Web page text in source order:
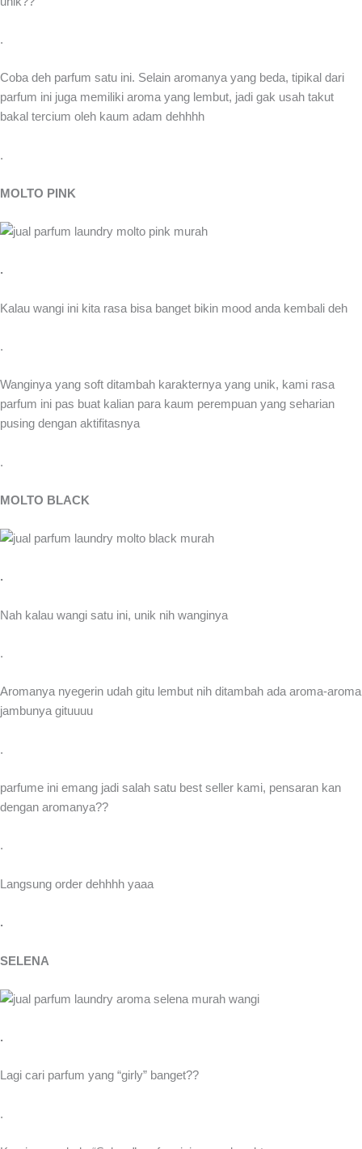
.
Coba deh parfum satu ini. Selain aromanya yang beda, tipikal dari
parfum ini juga memiliki aroma yang lembut, jadi gak usah takut
bakal tercium oleh kaum adam dehhhh
.
MOLTO PINK
.
Kalau wangi ini kita rasa bisa banget bikin mood anda kembali deh
.
Wanginya yang soft ditambah karakternya yang unik, kami rasa
parfum ini pas buat kalian para kaum perempuan yang seharian
pusing dengan aktifitasnya
.
MOLTO BLACK
.
Nah kalau wangi satu ini, unik nih wanginya
.
Aromanya nyegerin udah gitu lembut nih ditambah ada aroma-aroma
jambunya gituuuu
.
parfume ini emang jadi salah satu best seller kami, pensaran kan
dengan aromanya??
.
Langsung order dehhhh yaaa
.
SELENA
.
Lagi cari parfum yang “girly” banget??
.